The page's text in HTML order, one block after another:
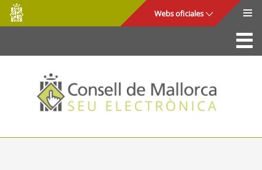
Saltar al contenido principal
Consell
de
Mallorca
Webs oficiales
La Sede
Consejo de Mallorca
Acceso y seguridad
Utilidades